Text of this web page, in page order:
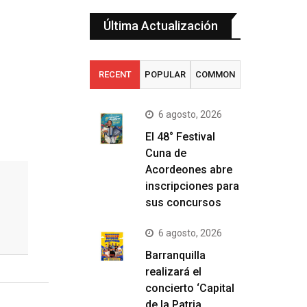
Última Actualización
RECENT POPULAR COMMON
6 agosto, 2026
El 48° Festival
Cuna de
Acordeones abre
inscripciones para
sus concursos
6 agosto, 2026
Barranquilla
realizará el
concierto ‘Capital